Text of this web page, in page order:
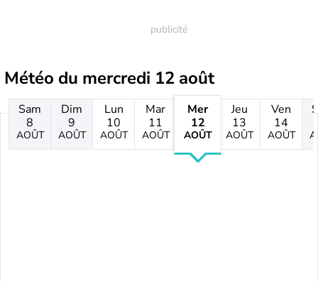
Météo du mercredi 12 août
Sam
8
AOÛT
Dim
9
AOÛT
Lun
10
AOÛT
Mar
11
AOÛT
Mer
12
AOÛT
Jeu
13
AOÛT
Ven
14
AOÛT